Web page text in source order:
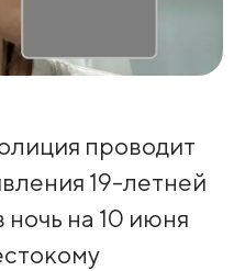
проводит
19-летней
ночь на 10 июня